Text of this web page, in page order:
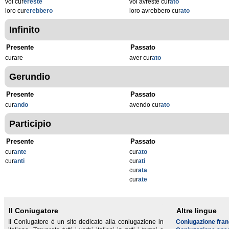
voi curereste
loro curerebbero
voi avreste curato
loro avrebbero curato
Infinito
Presente
curare
Passato
aver curato
Gerundio
Presente
curando
Passato
avendo curato
Participio
Presente
curante
curanti
Passato
curato
curati
curata
curate
Il Coniugatore
Il Coniugatore è un sito dedicato alla coniugazione in
Altre lingue
Coniugazione